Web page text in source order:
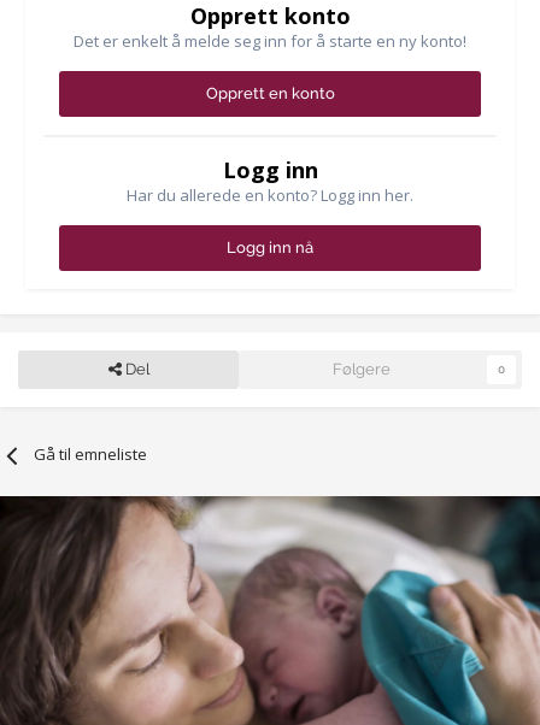
Opprett konto
Det er enkelt å melde seg inn for å starte en ny konto!
Opprett en konto
Logg inn
Har du allerede en konto? Logg inn her.
Logg inn nå
Del Følgere 0
Gå til emneliste